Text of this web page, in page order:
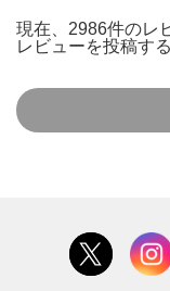
現在、2986件のレ
レビューを投稿す